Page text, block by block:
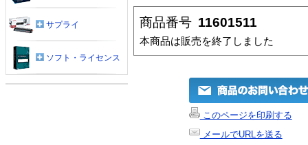
商品番号 11601511
本商品は販売を終了しました
このページを印刷する
メールでURLを送る
サプライ
ソフト・ライセンス